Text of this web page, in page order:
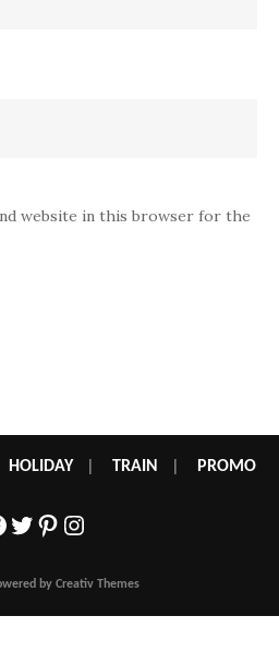
website in this browser for the
HOLIDAY| TRAIN PROMO
Twitter
Pinterest
Instagram
by Creativ Themes